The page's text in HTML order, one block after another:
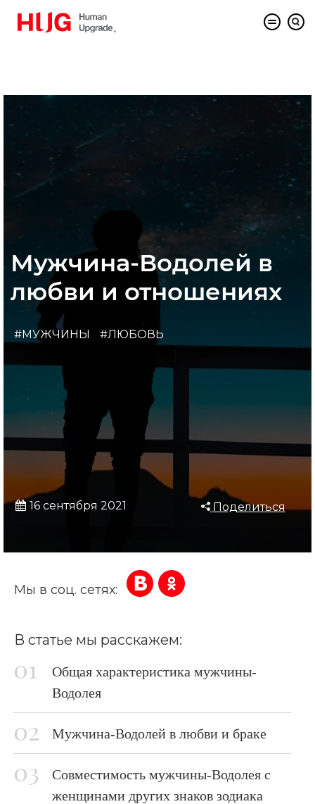
Мужчина-Водолей в
любви и отношениях
#МУЖЧИНЫ #ЛЮБОВЬ
16 сентября 2021 Поделиться
Мы в соц. сетях:
В статье мы расскажем:
Общая характеристика мужчины-
Водолея
Мужчина-Водолей в любви и браке
Совместимость мужчины-Водолея с
женщинами других знаков зодиака